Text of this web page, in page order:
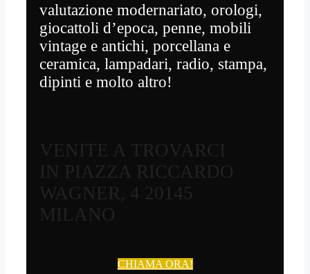
valutazione modernariato, orologi,
giocattoli d’epoca, penne, mobili
vintage e antichi, porcellana e
ceramica, lampadari, radio, stampa,
dipinti e molto altro!
VENITE A TROVARCI
IN PIAZZA RICCARDO
WAGNER, 4 20145
MILANO
CHIAMA ORA!